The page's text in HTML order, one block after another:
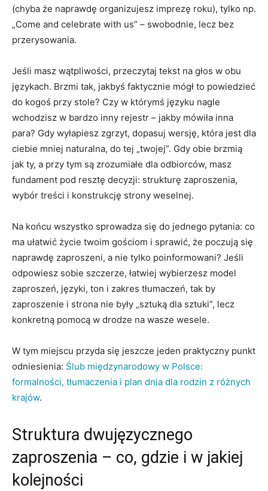
(chyba że naprawdę organizujesz imprezę roku), tylko np.
„Come and celebrate with us” – swobodnie, lecz bez
przerysowania.
Jeśli masz wątpliwości, przeczytaj tekst na głos w obu
językach. Brzmi tak, jakbyś faktycznie mógł to powiedzieć
do kogoś przy stole? Czy w którymś języku nagle
wchodzisz w bardzo inny rejestr – jakby mówiła inna
para? Gdy wyłapiesz zgrzyt, dopasuj wersję, która jest dla
ciebie mniej naturalna, do tej „twojej”. Gdy obie brzmią
jak ty, a przy tym są zrozumiałe dla odbiorców, masz
fundament pod resztę decyzji: strukturę zaproszenia,
wybór treści i konstrukcję strony weselnej.
Na końcu wszystko sprowadza się do jednego pytania: co
ma ułatwić życie twoim gościom i sprawić, że poczują się
naprawdę zaproszeni, a nie tylko poinformowani? Jeśli
odpowiesz sobie szczerze, łatwiej wybierzesz model
zaproszeń, języki, ton i zakres tłumaczeń, tak by
zaproszenie i strona nie były „sztuką dla sztuki”, lecz
konkretną pomocą w drodze na wasze wesele.
W tym miejscu przyda się jeszcze jeden praktyczny punkt
odniesienia: Ślub międzynarodowy w Polsce:
formalności, tłumaczenia i plan dnia dla rodzin z różnych
krajów.
Struktura dwujęzycznego
zaproszenia – co, gdzie i w jakiej
kolejności